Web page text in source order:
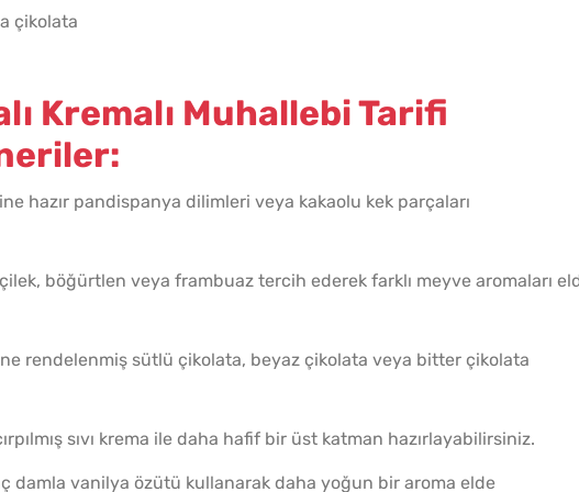
çikolata
Kremalı Muhallebi Tarifi
hazır pandispanya dilimleri veya kakaolu kek parçaları
böğürtlen veya frambuaz tercih ederek farklı meyve aromaları
rendelenmiş sütlü çikolata, beyaz çikolata veya bitter çikolata
sıvı krema ile daha hafif bir üst katman hazırlayabilirsiniz.
damla vanilya özütü kullanarak daha yoğun bir aroma elde